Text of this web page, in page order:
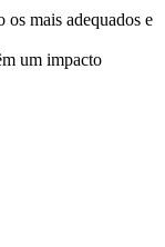
os mais adequados e
um impacto